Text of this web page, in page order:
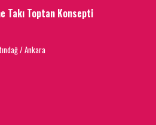
Takı Toptan Konsepti
/ Ankara